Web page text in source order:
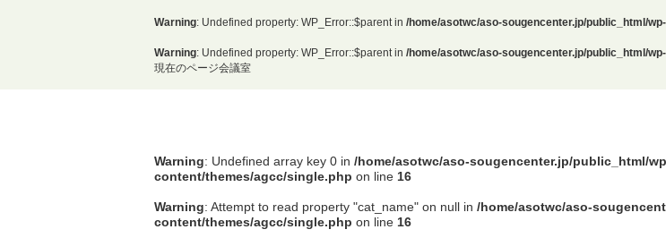
Warning: Undefined property: WP_Error::$parent in /home/asotwc/aso-sougencenter.jp/public_html/
Warning: Undefined property: WP_Error::$parent in /home/asotwc/aso-sougencenter.jp/public_html/
現在のページ会議室
Warning: Undefined array key 0 in /home/asotwc/aso-sougencenter.jp/public_html/
content/themes/agcc/single.php on line 16
Warning: Attempt to read property "cat_name" on null in /home/asotwc/aso-
content/themes/agcc/single.php on line 16